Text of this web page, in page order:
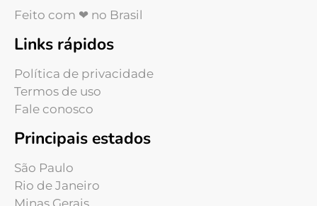
Feito com ❤ no Brasil
Links rápidos
Política de privacidade
Termos de uso
Fale conosco
Principais estados
São Paulo
Rio de Janeiro